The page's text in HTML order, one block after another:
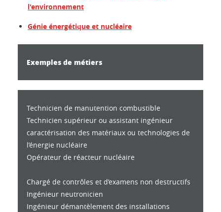
l'environnement
Génie énergétique et nucléaire
Exemples de métiers
Technicien de manutention combustible
Technicien supérieur ou assistant ingénieur
caractérisation des matériaux ou technologies de
l’énergie nucléaire
Opérateur de réacteur nucléaire
Chargé de contrôles et d’examens non destructifs
Ingénieur neutronicien
Ingénieur démantèlement des installations